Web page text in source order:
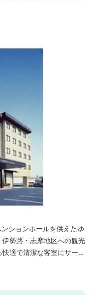
ションホールを供えたゆ
勢路・志摩地区への観光
適で清潔な客室にサービ
フ場に至近。